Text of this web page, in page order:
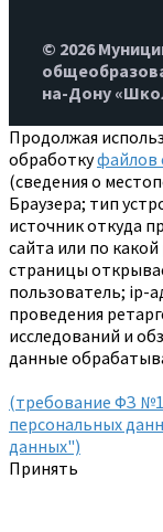
© 2026
на-Дону
Продолжая
обработкуфайлов
(сведения о
Браузера; тип
источник откуда
сайта или по
страницы
пользователь; ip-
проведения
исследований и
данные
(требование ФЗ
персональных
данных")
Принять